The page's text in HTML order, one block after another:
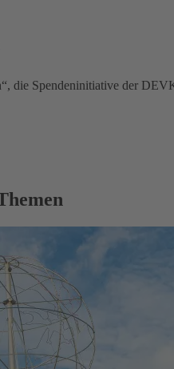
die Spendeninitiative der